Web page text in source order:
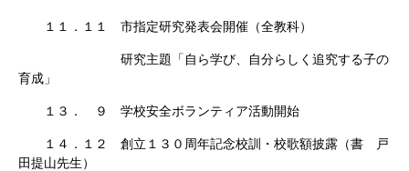
１１．１１ 市指定研究発表会開催（全教科）
研究主題「自ら学び、自分らしく追究する子の
育成」
１３． ９ 学校安全ボランティア活動開始
１４．１２ 創立１３０周年記念校訓・校歌額披露（書 戸
田提山先生）